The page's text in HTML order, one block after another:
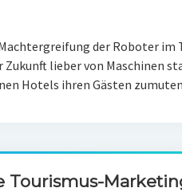
der Roboter im
Zukunft lieber von Maschinen
Hotels ihren Gästen
Tourismus-